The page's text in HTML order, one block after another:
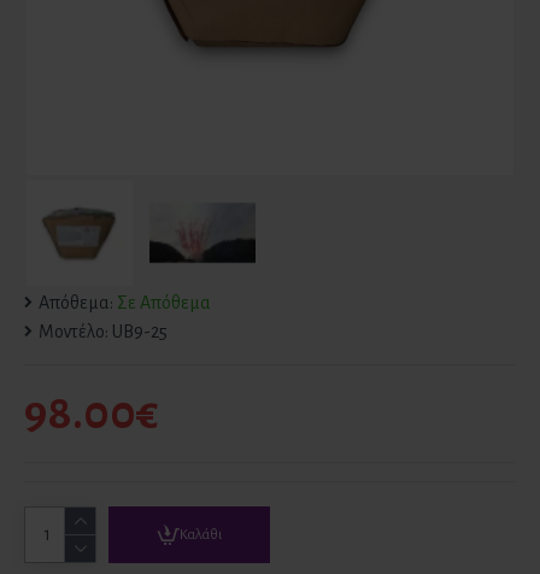
Απόθεμα: Σε Απόθεμα
Μοντέλο: UB9-25
98.00€
Καλάθι